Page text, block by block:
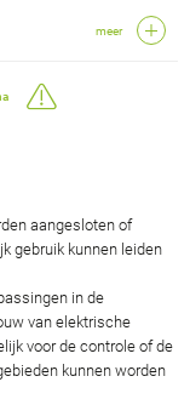
meer
aangesloten of
gebruik kunnen leiden
in de
van elektrische
voor de controle of de
kunnen worden